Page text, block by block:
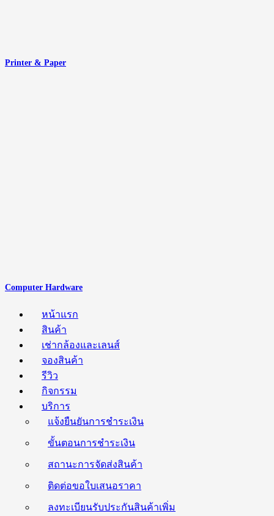
Printer & Paper
Computer Hardware
หน้าแรก
สินค้า
เช่ากล้องและเลนส์
จองสินค้า
รีวิว
กิจกรรม
บริการ
แจ้งยืนยันการชำระเงิน
ขั้นตอนการชำระเงิน
สถานะการจัดส่งสินค้า
ติดต่อขอใบเสนอราคา
ลงทะเบียนรับประกันสินค้าเพิ่ม